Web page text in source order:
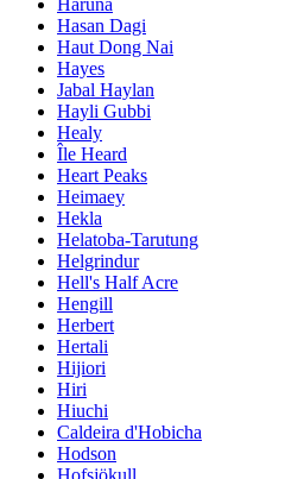
Hasan Dagi
Haut Dong Nai
Hayes
Jabal Haylan
Hayli Gubbi
Healy
Île Heard
Heart Peaks
Heimaey
Hekla
Helatoba-Tarutung
Helgrindur
Hell's Half Acre
Hengill
Herbert
Hertali
Hijiori
Hiri
Hiuchi
Caldeira d'Hobicha
Hodson
Hofsjökull